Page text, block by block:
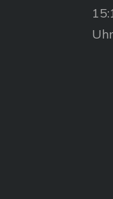
Uhr